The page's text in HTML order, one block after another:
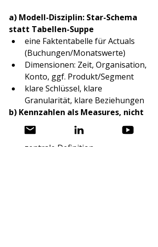
a) Modell-Disziplin: Star-Schema
statt Tabellen-Suppe
eine Faktentabelle für Actuals
(Buchungen/Monatswerte)
Dimensionen: Zeit, Organisation,
Konto, ggf. Produkt/Segment
klare Schlüssel, klare
Granularität, klare Beziehungen
b) Kennzahlen als Measures, nicht
als Excel-Formeln pro Datei
EBITDA, GM%, Opex, FTE etc. als
zentrale Definition